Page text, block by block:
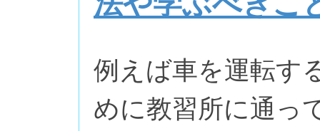
例えば車を運転す
めに教習所に通っ